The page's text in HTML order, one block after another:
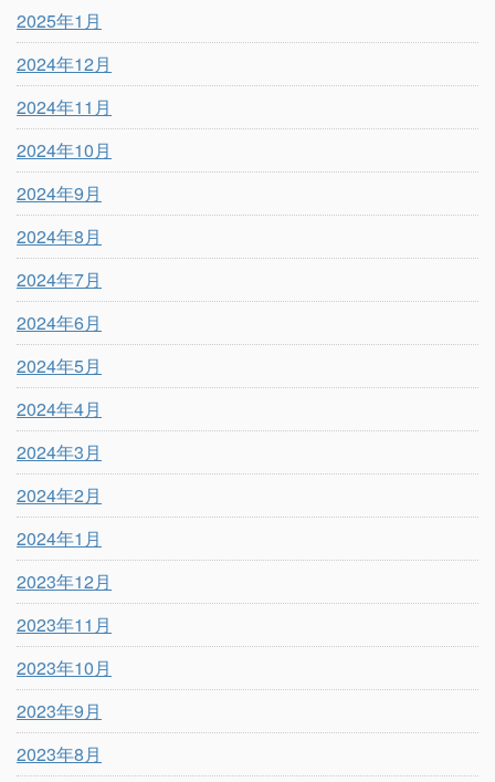
2025年1月
2024年12月
2024年11月
2024年10月
2024年9月
2024年8月
2024年7月
2024年6月
2024年5月
2024年4月
2024年3月
2024年2月
2024年1月
2023年12月
2023年11月
2023年10月
2023年9月
2023年8月